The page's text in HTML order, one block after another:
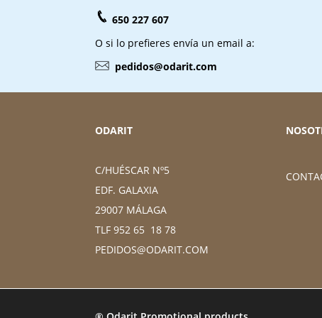
650 227 607
O si lo prefieres envía un email a:
pedidos@odarit.com
ODARIT
C/HUÉSCAR Nº5
EDF. GALAXIA
29007 MÁLAGA
TLF 952 65 18 78
PEDIDOS@ODARIT.COM